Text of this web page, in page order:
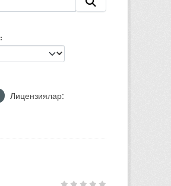
Лицензиялар: